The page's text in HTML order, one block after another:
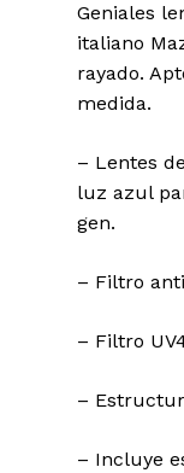
Geniales
italiano
rayado.
medida.
– Lentes
luz azul
gen.
– Filtro
– Filtro
–
– Incluye